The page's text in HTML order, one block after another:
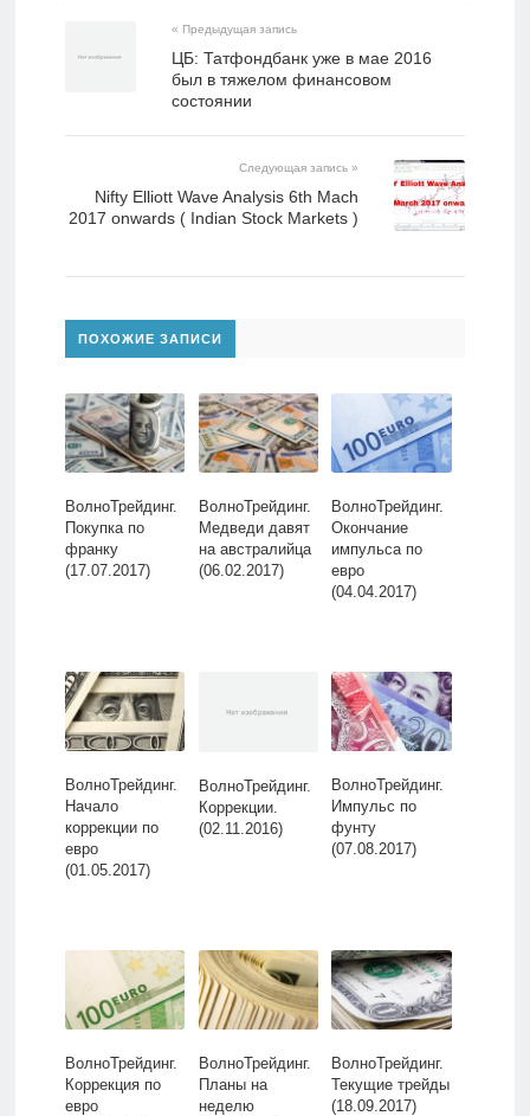
« Предыдущая запись
ЦБ: Татфондбанк уже в мае 2016
был в тяжелом финансовом
состоянии
Следующая запись »
Nifty Elliott Wave Analysis 6th Mach
2017 onwards ( Indian Stock Markets )
ПОХОЖИЕ ЗАПИСИ
ВолноТрейдинг.
Покупка по
франку
(17.07.2017)
ВолноТрейдинг.
Медведи давят
на австралийца
(06.02.2017)
ВолноТрейдинг.
Окончание
импульса по
евро
(04.04.2017)
ВолноТрейдинг.
Начало
коррекции по
евро
(01.05.2017)
ВолноТрейдинг.
Коррекции.
(02.11.2016)
ВолноТрейдинг.
Импульс по
фунту
(07.08.2017)
ВолноТрейдинг.
Коррекция по
евро
ВолноТрейдинг.
Планы на
неделю
ВолноТрейдинг.
Текущие трейды
(18.09.2017)